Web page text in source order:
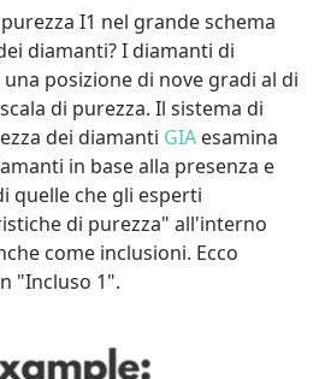
I1 nel grande schema
diamanti? I diamanti di
posizione di nove gradi al di
di purezza. Il sistema di
dei diamanti GIA esamina
in base alla presenza e
quelle che gli esperti
di purezza" all'interno
come inclusioni. Ecco
"Incluso 1".